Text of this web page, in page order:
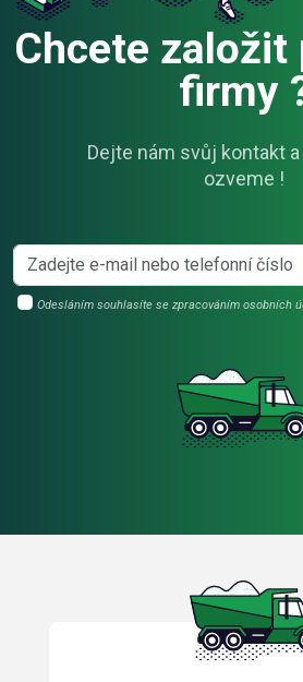
Chcete založit
firmy
Dejte nám svůj kontakt
ozveme !
Odesláním souhlasíte se zpracováním osobních